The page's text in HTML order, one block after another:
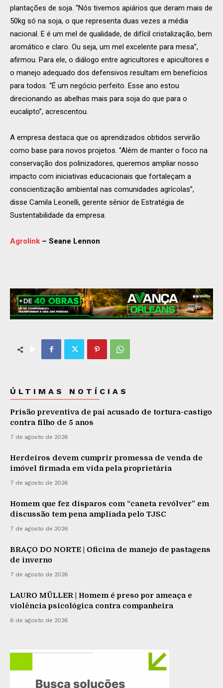
plantações de soja. “Nós tivemos apiários que deram mais de
50kg só na soja, o que representa duas vezes a média
nacional. E é um mel de qualidade, de difícil cristalização, bem
aromático e claro. Ou seja, um mel excelente para mesa”,
afirmou. Para ele, o diálogo entre agricultores e apicultores e
o manejo adequado dos defensivos resultam em benefícios
para todos. “É um negócio perfeito. Esse ano estou
direcionando as abelhas mais para soja do que para o
eucalipto”, acrescentou.
A empresa destaca que os aprendizados obtidos servirão
como base para novos projetos. “Além de manter o foco na
conservação dos polinizadores, queremos ampliar nosso
impacto com iniciativas educacionais que fortaleçam a
conscientização ambiental nas comunidades agrícolas”,
disse Camila Leonelli, gerente sênior de Estratégia de
Sustentabilidade da empresa.
Agrolink – Seane Lennon
ÚLTIMAS NOTÍCIAS
Prisão preventiva de pai acusado de tortura-castigo
contra filho de 5 anos
7 de agosto de 2026
Herdeiros devem cumprir promessa de venda de
imóvel firmada em vida pela proprietária
7 de agosto de 2026
Homem que fez disparos com “caneta revólver” em
discussão tem pena ampliada pelo TJSC
7 de agosto de 2026
BRAÇO DO NORTE | Oficina de manejo de pastagens
de inverno
7 de agosto de 2026
LAURO MÜLLER | Homem é preso por ameaça e
violência psicológica contra companheira
6 de agosto de 2026